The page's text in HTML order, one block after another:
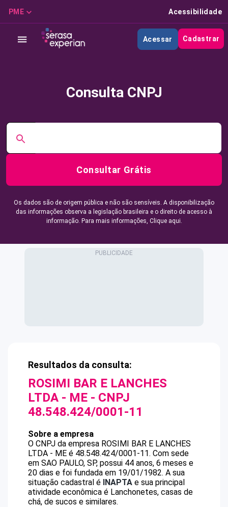
PME Acessibilidade
Acessar Cadastrar
Consulta CNPJ
Consultar Grátis
Os dados são de origem pública e não são sensíveis. A disponibilização
das informações observa a legislação brasileira e o direito de acesso à
informação. Para mais informações, Clique aqui.
Resultados da consulta:
ROSIMI BAR E LANCHES
LTDA - ME - CNPJ
48.548.424/0001-11
Sobre a empresa
O CNPJ da empresa ROSIMI BAR E LANCHES
LTDA - ME é 48.548.424/0001-11. Com sede
em SAO PAULO, SP, possui 44 anos, 6 meses e
20 dias e foi fundada em 19/01/1982. A sua
situação cadastral é INAPTA e sua principal
atividade econômica é Lanchonetes, casas de
chá, de sucos e similares.